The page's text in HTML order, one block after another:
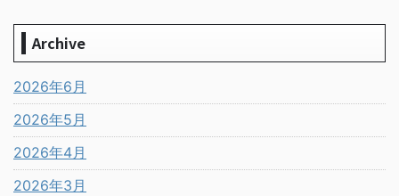
Archive
2026年6月
2026年5月
2026年4月
2026年3月